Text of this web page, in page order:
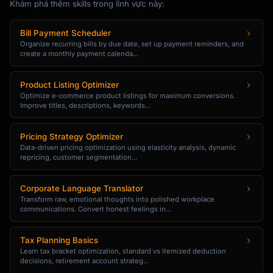
### Gap to Fill from Savings
- Annual expenses: $X
- Known income: $X
- **Gap**: $X/year from portfolio
---
## Savings Trajectory
### Current Path (No Changes)
```
Current savings: $X
+ Monthly contributions: $X
× X years at X% return
```
**Status**: [On Track / Behind / Ahead]
Khám phá thêm skills trong lĩnh vực này:
Bill Payment Scheduler
Organize recurring bills by due date, set up payment reminders, and
create a monthly payment calenda...
Product Listing Optimizer
Optimize e-commerce product listings for maximum conversions.
Improve titles, descriptions, keywords...
Pricing Strategy Optimizer
Data-driven pricing optimization using elasticity analysis, dynamic
repricing, customer segmentation...
Corporate Language Translator
Transform raw, emotional thoughts into polished workplace
communications. Convert honest feelings in...
Tax Planning Basics
Learn tax bracket optimization, standard vs itemized deduction
decisions, retirement account strateg...